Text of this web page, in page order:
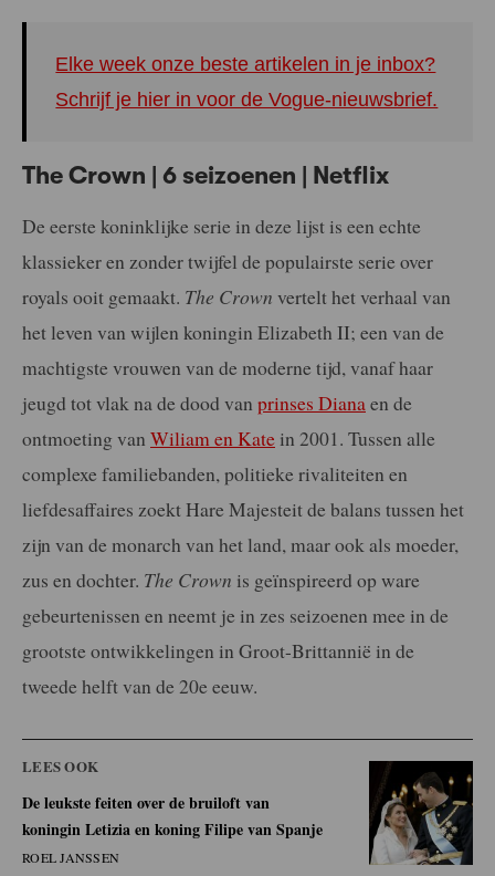
Elke week onze beste artikelen in je inbox?
Schrijf je hier in voor de Vogue-nieuwsbrief.
The Crown | 6 seizoenen | Netflix
De eerste koninklijke serie in deze lijst is een echte
klassieker en zonder twijfel de populairste serie over
royals ooit gemaakt. The Crown vertelt het verhaal van
het leven van wijlen koningin Elizabeth II; een van de
machtigste vrouwen van de moderne tijd, vanaf haar
jeugd tot vlak na de dood van prinses Dianaen de
ontmoeting van Wiliam en Kate in 2001. Tussen alle
complexe familiebanden, politieke rivaliteiten en
liefdesaffaires zoekt Hare Majesteit de balans tussen het
zijn van de monarch van het land, maar ook als moeder,
zus en dochter. The Crown is geïnspireerd op ware
gebeurtenissen en neemt je in zes seizoenen mee in de
grootste ontwikkelingen in Groot-Brittannië in de
tweede helft van de 20e eeuw.
LEES OOK
De leukste feiten over de bruiloft van
koningin Letizia en koning Filipe van Spanje
ROEL JANSSEN